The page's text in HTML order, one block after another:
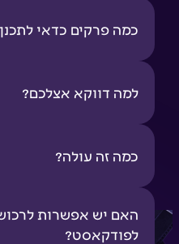
כמה פרקים כדאי
למה דווקא אצלכם?
כמה זה עולה?
האם יש אפשרות
לפודקאסט?